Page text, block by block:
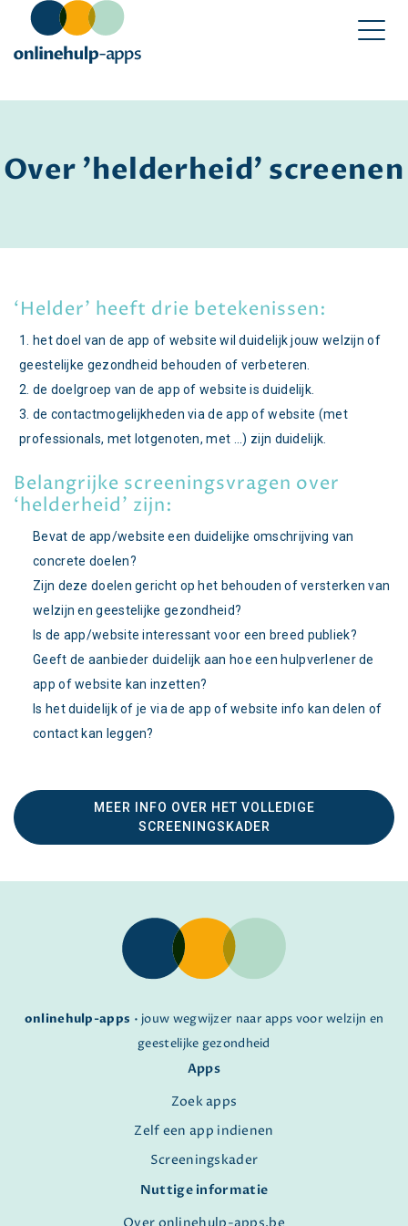
Over 'helderheid' screenen
‘Helder’ heeft drie betekenissen:
het doel van de app of website wil duidelijk jouw welzijn of
geestelijke gezondheid behouden of verbeteren.
de doelgroep van de app of website is duidelijk.
de contactmogelijkheden via de app of website (met
professionals, met lotgenoten, met ...) zijn duidelijk.
Belangrijke screeningsvragen over
‘helderheid’ zijn:
Bevat de app/website een duidelijke omschrijving van
concrete doelen?
Zijn deze doelen gericht op het behouden of versterken van
welzijn en geestelijke gezondheid?
Is de app/website interessant voor een breed publiek?
Geeft de aanbieder duidelijk aan hoe een hulpverlener de
app of website kan inzetten?
Is het duidelijk of je via de app of website info kan delen of
contact kan leggen?
MEER INFO OVER HET VOLLEDIGE
SCREENINGSKADER
onlinehulp-apps • jouw wegwijzer naar apps voor welzijn en
geestelijke gezondheid
Apps
Zoek apps
Zelf een app indienen
Screeningskader
Nuttige informatie